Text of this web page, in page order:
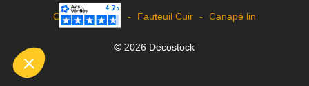
Canapé Rapido Fauteuil Cuir Canapé lin
© 2026 Decostock